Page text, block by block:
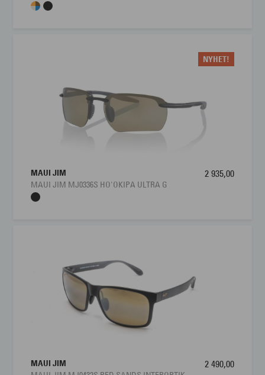
NYHET!
MAUI JIM
MAUI JIM MJ0336S HO'OKIPA ULTRA G
2 935,00
MAUI JIM
2 490,00